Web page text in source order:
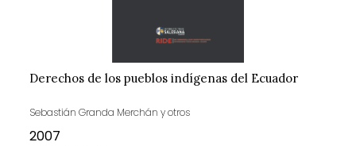
Derechos de los pueblos indígenas del Ecuador
Sebastián Granda Merchán y otros
2007